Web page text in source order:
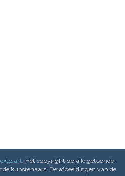
. Het copyright op alle getoonde
kunstenaars. De afbeeldingen van de